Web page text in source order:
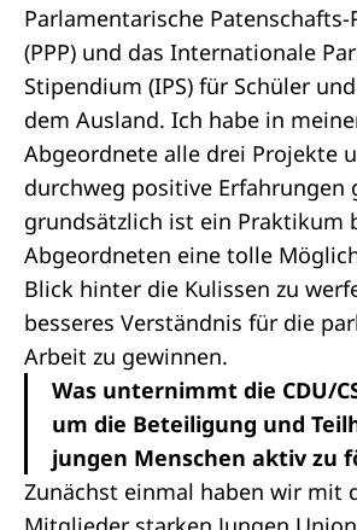
Parlamentarische
(PPP) und das Internationale
Stipendium (IPS) für Schüler
dem Ausland. Ich habe in
Abgeordnete alle drei Projekte
durchweg positive Erfahrungen
grundsätzlich ist ein Praktikum
Abgeordneten eine tolle
Blick hinter die Kulissen zu
besseres Verständnis für die
Arbeit zu gewinnen.
Was unternimmt die CDU/
um die Beteiligung und
jungen Menschen aktiv zu
Zunächst einmal haben wir mit